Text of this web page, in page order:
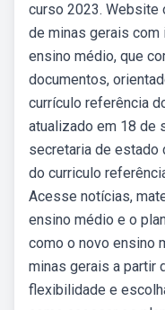
curso 2023. Website
de minas gerais
ensino médio, que
documentos,
currículo referência
atualizado em 18 de
secretaria de estado
do curriculo
Acesse notícias,
ensino médio e o
como o novo ensino
minas gerais a partir
flexibilidade e